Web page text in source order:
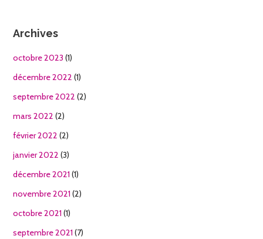
Archives
octobre 2023 (1)
décembre 2022 (1)
septembre 2022 (2)
mars 2022 (2)
février 2022 (2)
janvier 2022 (3)
décembre 2021 (1)
novembre 2021 (2)
octobre 2021 (1)
septembre 2021 (7)